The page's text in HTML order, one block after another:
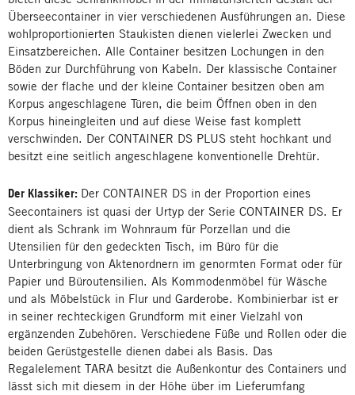
Überseecontainer in vier verschiedenen Ausführungen an. Diese
wohlproportionierten Staukisten dienen vielerlei Zwecken und
Einsatzbereichen. Alle Container besitzen Lochungen in den
Böden zur Durchführung von Kabeln. Der klassische Container
sowie der flache und der kleine Container besitzen oben am
Korpus angeschlagene Türen, die beim Öffnen oben in den
Korpus hineingleiten und auf diese Weise fast komplett
verschwinden. Der CONTAINER DS PLUS steht hochkant und
besitzt eine seitlich angeschlagene konventionelle Drehtür.
Der Klassiker: Der CONTAINER DS in der Proportion eines
Seecontainers ist quasi der Urtyp der Serie CONTAINER DS. Er
dient als Schrank im Wohnraum für Porzellan und die
Utensilien für den gedeckten Tisch, im Büro für die
Unterbringung von Aktenordnern im genormten Format oder für
Papier und Büroutensilien. Als Kommodenmöbel für Wäsche
und als Möbelstück in Flur und Garderobe. Kombinierbar ist er
in seiner rechteckigen Grundform mit einer Vielzahl von
ergänzenden Zubehören. Verschiedene Füße und Rollen oder die
beiden Gerüstgestelle dienen dabei als Basis. Das
Regalelement TARA besitzt die Außenkontur des Containers und
lässt sich mit diesem in der Höhe über im Lieferumfang